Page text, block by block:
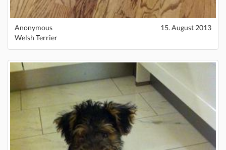
Anonymous
15. August 2013
Welsh Terrier